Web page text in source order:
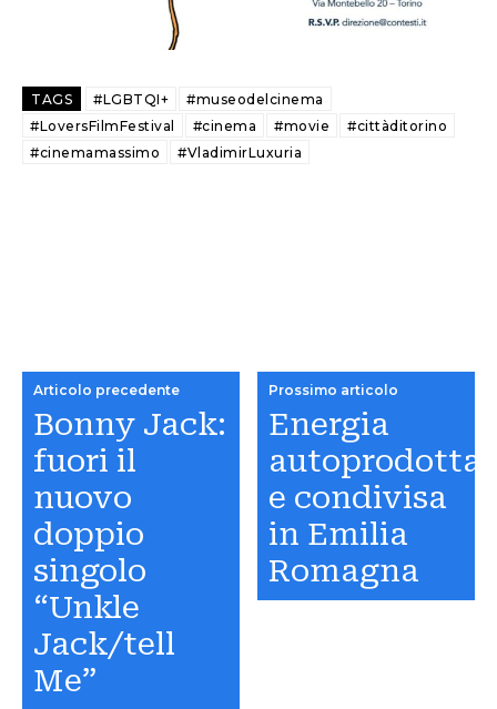
TAGS #LGBTQI+
#museodelcinema
#LoversFilmFestival
#cinema #movie
#cittàditorino
#cinemamassimo
#VladimirLuxuria
Articolo precedente
Bonny Jack:
fuori il
nuovo
doppio
singolo
“Unkle
Jack/tell
Me”
Prossimo articolo
Energia
autoprodotta
e condivisa
in Emilia
Romagna